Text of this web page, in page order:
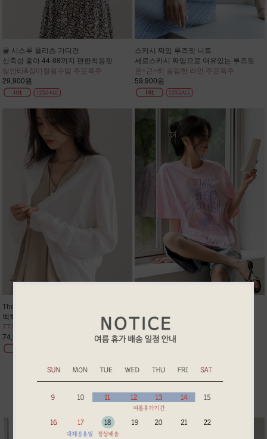
쿨 시스루 플리츠 가디건
신축성 좋아 44-88까지 편한착용핏
살안타&장마철필수템 주문폭주
29,900원
스카시 짜임 루즈핏 니트
세로스카시 짜임으로 여유있는 루즈핏
은~근~히 슬림한 라인 주문폭주
59,900원
The 캐 린넨블렌딩 루즈핏 가디건
백화점 20만원대 브랜드급 원사
77까지도 여리한 루즈핏
74,900원
쾌적하한 워싱 바이오코튼100%
할랑할랑 멋스럽고 편한 루즈핏
29,900원